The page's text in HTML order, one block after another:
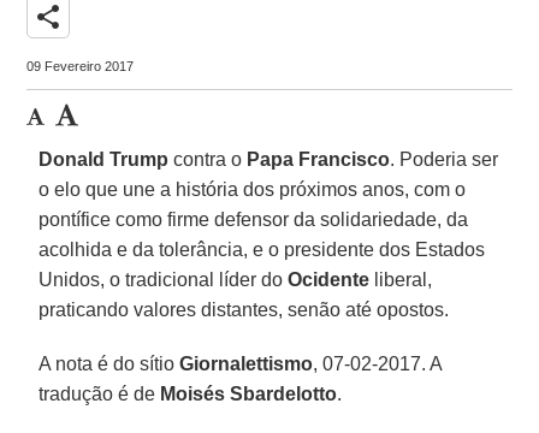
share
09 Fevereiro 2017
Donald Trump contra o Papa Francisco. Poderia ser
o elo que une a história dos próximos anos, com o
pontífice como firme defensor da solidariedade, da
acolhida e da tolerância, e o presidente dos Estados
Unidos, o tradicional líder doOcidente liberal,
praticando valores distantes, senão até opostos.
A nota é do sítioGiornalettismo, 07-02-2017. A
tradução é de Moisés Sbardelotto.